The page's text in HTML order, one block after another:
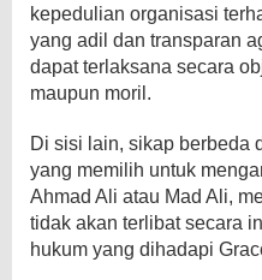
kepedulian organisasi
yang adil dan transparan
dapat terlaksana secara
maupun moril.
​Di sisi lain, sikap berbeda
yang memilih untuk
Ahmad Ali atau Mad Ali,
tidak akan terlibat secara
hukum yang dihadapi